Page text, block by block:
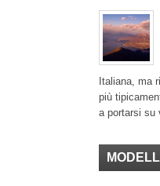
Italiana, ma
più
a portarsi su
MODELLI